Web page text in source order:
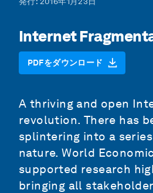
Internet
PDFをダウンロード
A thriving and open
revolution. There has
splintering into a
nature. World
supported research
bringing all